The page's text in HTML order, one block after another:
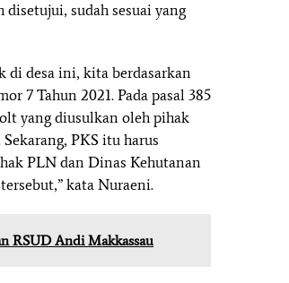
disetujui, sudah sesuai yang
di desa ini, kita berdasarkan
7 Tahun 2021. Pada pasal 385
yang diusulkan oleh pihak
PKS itu harus
PLN dan Dinas Kehutanan
kata Nuraeni.
RSUD Andi Makkassau